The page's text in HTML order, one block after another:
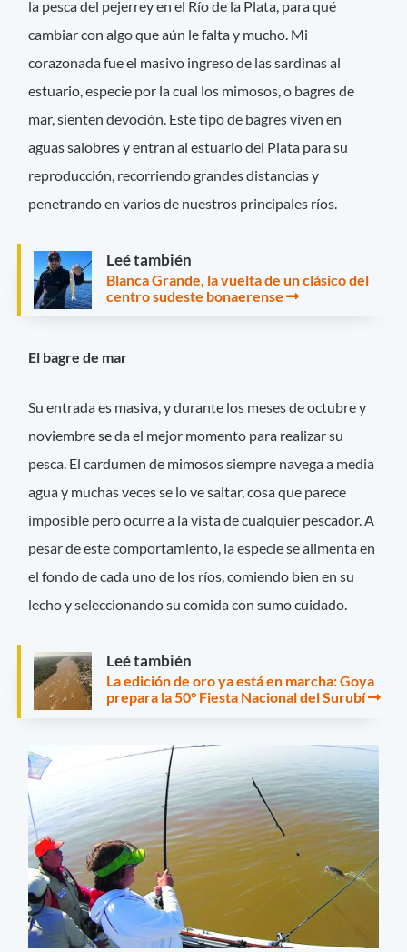
la pesca del pejerrey en el Río de la Plata, para qué
cambiar con algo que aún le falta y mucho. Mi
corazonada fue el masivo ingreso de las sardinas al
estuario, especie por la cual los mimosos, o bagres de
mar, sienten devoción. Este tipo de bagres viven en
aguas salobres y entran al estuario del Plata para su
reproducción, recorriendo grandes distancias y
penetrando en varios de nuestros principales ríos.
Leé también
Blanca Grande, la vuelta de un clásico del
centro sudeste bonaerense
El bagre de mar
Su entrada es masiva, y durante los meses de octubre y
noviembre se da el mejor momento para realizar su
pesca. El cardumen de mimosos siempre navega a media
agua y muchas veces se lo ve saltar, cosa que parece
imposible pero ocurre a la vista de cualquier pescador. A
pesar de este comportamiento, la especie se alimenta en
el fondo de cada uno de los ríos, comiendo bien en su
lecho y seleccionando su comida con sumo cuidado.
Leé también
La edición de oro ya está en marcha: Goya
prepara la 50° Fiesta Nacional del Surubí